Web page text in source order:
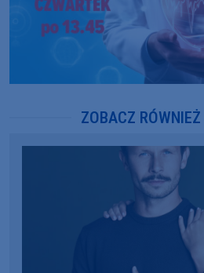
ZOBACZ RÓWNIEŻ